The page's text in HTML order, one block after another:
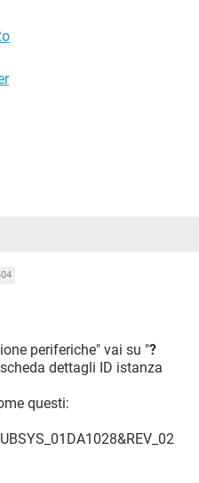
periferiche" vai su "?
dettagli ID istanza
questi: